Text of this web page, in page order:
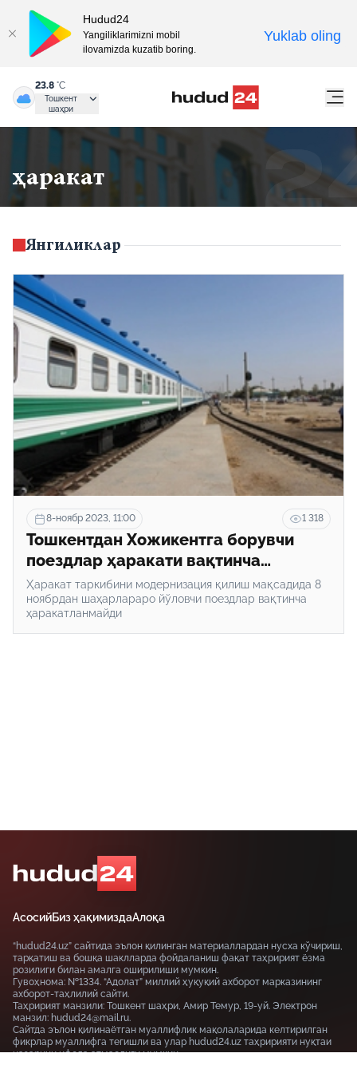
23.8 °C
Тошкент
шаҳри
ҳаракат
Янгиликлар
8-ноябр 2023, 11:00 1 318
Тошкентдан Хожикентга борувчи
поездлар ҳаракати вақтинча
тўхтайди
Ҳаракат таркибини модернизация қилиш мақсадида 8
ноябрдан шаҳарлараро йўловчи поездлар вақтинча
ҳаракатланмайди
АсосийБиз ҳақимиздаАлоқа
“hudud24.uz” сайтида эълон қилинган материаллардан нусха кўчириш,
тарқатиш ва бошқа шаклларда фойдаланиш фақат таҳририят ёзма
розилиги билан амалга оширилиши мумкин.
Гувоҳнома: №1334. “Адолат” миллий ҳуқуқий ахборот марказининг
ахборот-таҳлилий сайти.
Таҳририят манзили: Тошкент шаҳри, Амир Темур, 19-уй. Электрон
манзил: hudud24@mail.ru.
Сайтда эълон қилинаётган муаллифлик мақолаларида келтирилган
фикрлар муаллифга тегишли ва улар hudud24.uz таҳририяти нуқтаи
назарини ифода этмаслиги мумкин.
Hudud24
Yangiliklarimizni mobil
ilovamizda kuzatib boring.
Yuklab oling